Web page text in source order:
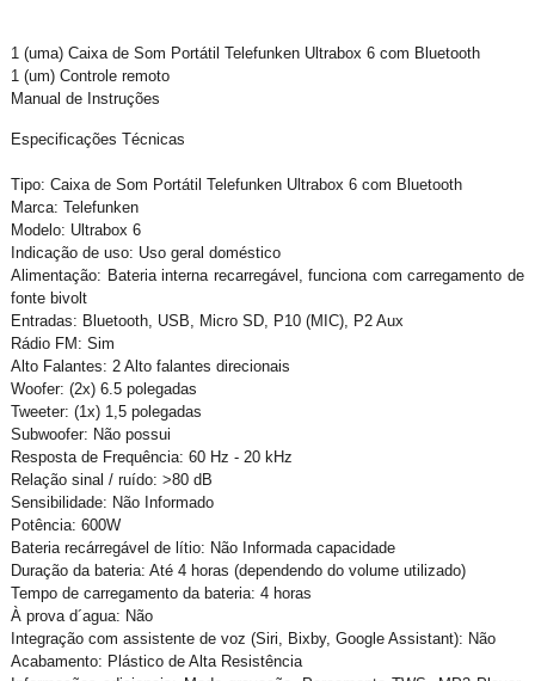
1 (uma) Caixa de Som Portátil Telefunken Ultrabox 6 com Bluetooth
1 (um) Controle remoto
Manual de Instruções
Especificações Técnicas
Tipo: Caixa de Som Portátil Telefunken Ultrabox 6 com Bluetooth
Marca: Telefunken
Modelo: Ultrabox 6
Indicação de uso: Uso geral doméstico
Alimentação: Bateria interna recarregável, funciona com carregamento de
fonte bivolt
Entradas: Bluetooth, USB, Micro SD, P10 (MIC), P2 Aux
Rádio FM: Sim
Alto Falantes: 2 Alto falantes direcionais
Woofer: (2x) 6.5 polegadas
Tweeter: (1x) 1,5 polegadas
Subwoofer: Não possui
Resposta de Frequência: 60 Hz - 20 kHz
Relação sinal / ruído: >80 dB
Sensibilidade: Não Informado
Potência: 600W
Bateria recárregável de lítio: Não Informada capacidade
Duração da bateria: Até 4 horas (dependendo do volume utilizado)
Tempo de carregamento da bateria: 4 horas
À prova d´agua: Não
Integração com assistente de voz (Siri, Bixby, Google Assistant): Não
Acabamento: Plástico de Alta Resistência